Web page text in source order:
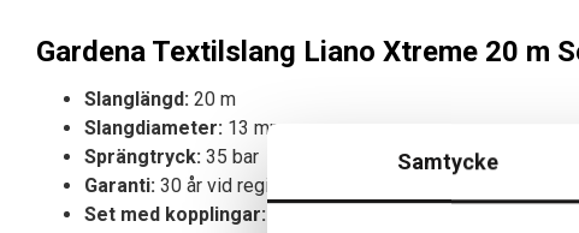
Samtycke
Gardena Textilslang Liano Xtreme 20 m
Slanglängd: 20 m
Slangdiameter: 13 mm
Sprängtryck: 35 bar
Garanti: 30 år vid registrering
Set med kopplingar: